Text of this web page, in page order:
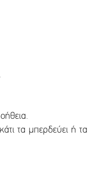
τα μπερδεύει ή